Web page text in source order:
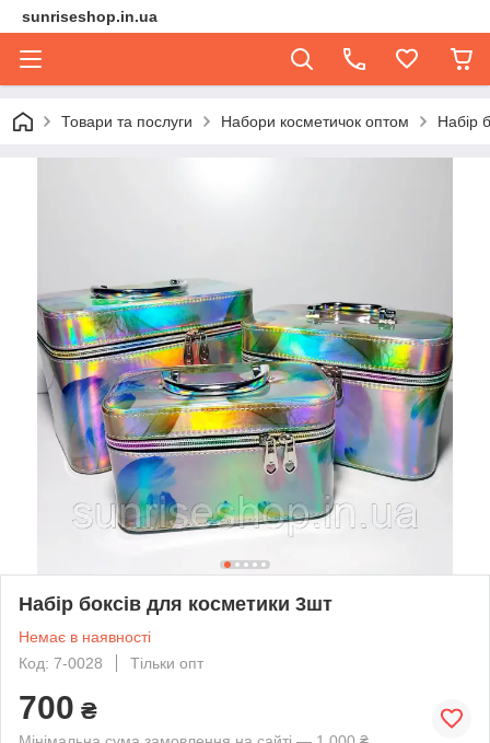
sunriseshop.in.ua
Товари та послуги Набори косметичок оптом Набір
Набір боксів для косметики 3шт
Немає в наявності
Код: 7-0028
Тільки опт
700 ₴